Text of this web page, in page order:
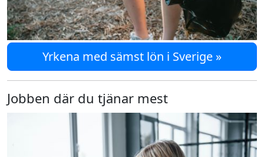
Yrkena med sämst lön i Sverige »
Jobben där du tjänar mest